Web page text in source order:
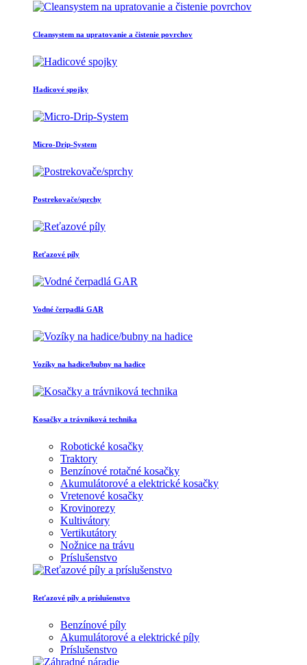
Cleansystem na upratovanie a čistenie povrchov
Hadicové spojky
Micro-Drip-System
Postrekovače/sprchy
Reťazové píly
Vodné čerpadlá GAR
Vozíky na hadice/bubny na hadice
Kosačky a trávniková technika
Robotické kosačky
Traktory
Benzínové rotačné kosačky
Akumulátorové a elektrické kosačky
Vretenové kosačky
Krovinorezy
Kultivátory
Vertikutátory
Nožnice na trávu
Príslušenstvo
Reťazové píly a príslušenstvo
Benzínové píly
Akumulátorové a elektrické píly
Príslušenstvo